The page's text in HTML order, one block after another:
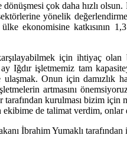
çok daha hızlı
yönelik değerlendirme
ekonomisine katkısının
için ihtiyaç olan
Iğdır işletmemiz tam
Onun için damızlık
artmasını
tarafından kurulması bizim
ekibime de talimat verdim,
İbrahim Yumaklı tarafından